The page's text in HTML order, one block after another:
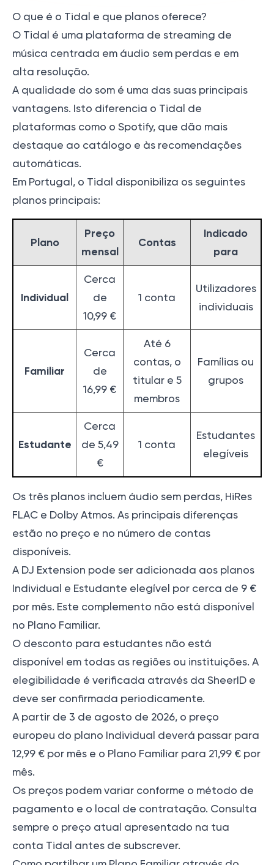
O que é o Tidal e que planos oferece?
O Tidal é uma plataforma de streaming de
música centrada em áudio sem perdas e em
alta resolução.
A qualidade do som é uma das suas principais
vantagens. Isto diferencia o Tidal de
plataformas como o Spotify, que dão mais
destaque ao catálogo e às recomendações
automáticas.
Em Portugal, o Tidal disponibiliza os seguintes
planos principais:
Plano
Preço
mensal
Contas
Indicado
para
Individual
Cerca
de
10,99 €
1 conta
Utilizadores
individuais
Familiar
Cerca
de
16,99 €
Até 6
contas, o
titular e 5
membros
Famílias ou
grupos
Estudante
Cerca
de 5,49
€
1 conta
Estudantes
elegíveis
Os três planos incluem áudio sem perdas, HiRes
FLAC e Dolby Atmos. As principais diferenças
estão no preço e no número de contas
disponíveis.
A DJ Extension pode ser adicionada aos planos
Individual e Estudante elegível por cerca de 9 €
por mês. Este complemento não está disponível
no Plano Familiar.
O desconto para estudantes não está
disponível em todas as regiões ou instituições. A
elegibilidade é verificada através da SheerID e
deve ser confirmada periodicamente.
A partir de 3 de agosto de 2026, o preço
europeu do plano Individual deverá passar para
12,99 € por mês e o Plano Familiar para 21,99 € por
mês.
Os preços podem variar conforme o método de
pagamento e o local de contratação. Consulta
sempre o preço atual apresentado na tua
conta Tidal antes de subscrever.